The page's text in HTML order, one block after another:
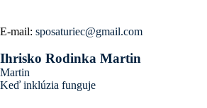
E-mail: sposaturiec@gmail.com
Ihrisko Rodinka Martin
Martin
Keď inklúzia funguje